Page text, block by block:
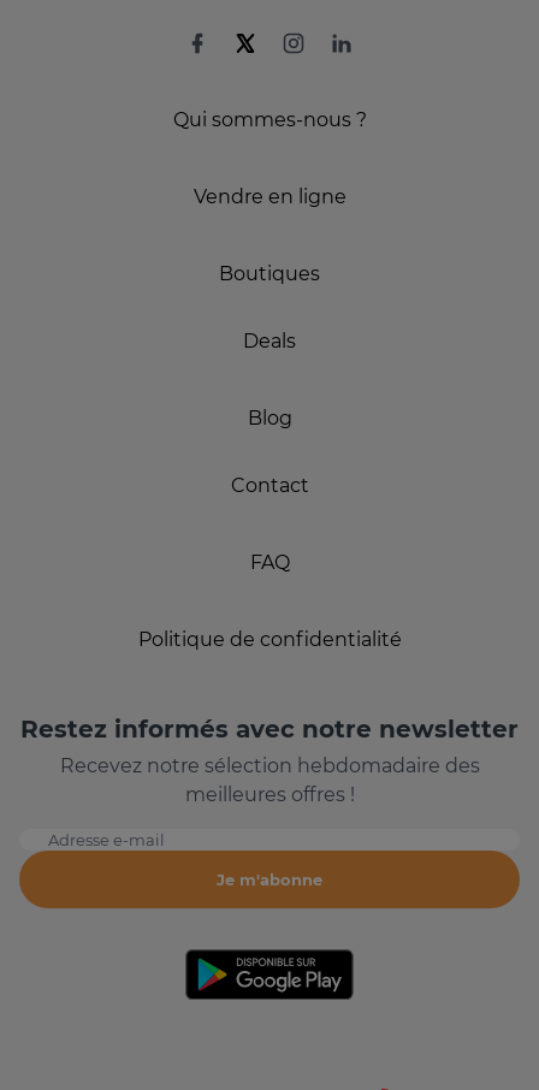
Qui sommes-nous ?
Vendre en ligne
Boutiques
Deals
Blog
Contact
FAQ
Politique de confidentialité
Restez informés avec notre newsletter
Recevez notre sélection hebdomadaire des
meilleures offres !
Adresse e-mail
Je m'abonne